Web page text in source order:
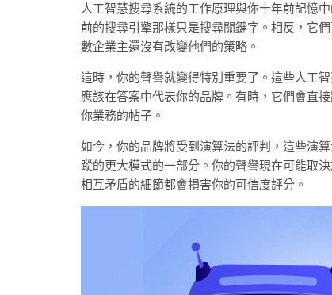
人工智慧搜尋系統的工作原理與你十年前記憶
前的搜尋引擎那樣只是搜尋關鍵字。相反，它
數企業主還沒有改變他們的策略。
這時，你的聲譽就變得特別重要了。這些人工
應該在答案中代表你的品牌。有時，它們會直
你業務的帖子。
如今，你的品牌將受到演算法的評判，這些演
蹤的更大模式的一部分。你的聲譽現在可能取
相互矛盾的細節都會損害你的可信度評分。